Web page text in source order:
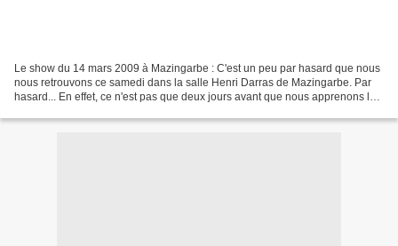
Le show du 14 mars 2009 à Mazingarbe : C'est un peu par hasard que nous
nous retrouvons ce samedi dans la salle Henri Darras de Mazingarbe. Par
hasard... En effet, ce n'est pas que deux jours avant que nous apprenons la